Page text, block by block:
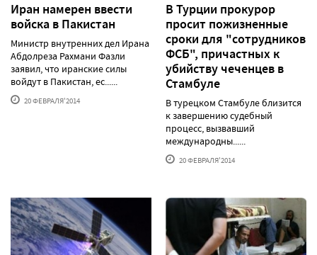
Иран намерен ввести
войска в Пакистан
Министр внутренних дел Ирана
Абдолреза Рахмани Фазли
заявил, что иранские силы
войдут в Пакистан, ес......
20 ФЕВРАЛЯ'2014
В Турции прокурор
просит пожизненные
сроки для "сотрудников
ФСБ", причастных к
убийству чеченцев в
Стамбуле
В турецком Стамбуле близится
к завершению судебный
процесс, вызвавший
международны......
20 ФЕВРАЛЯ'2014